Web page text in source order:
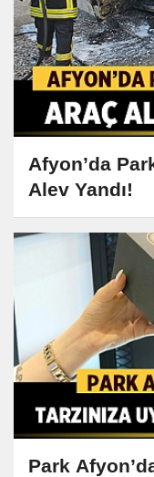
Afyon’da
Alev Yandı!
Park